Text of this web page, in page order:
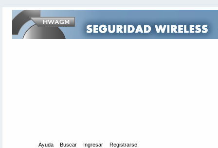
Ayuda Buscar Ingresar Registrarse